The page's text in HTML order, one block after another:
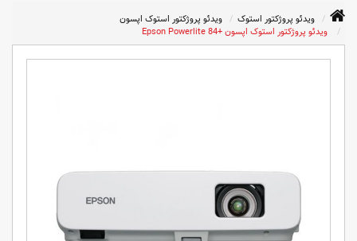
ویدئو پروژکتور استوک
ویدئو پروژکتور استوک اپسون
ویدئو پروژکتور استوک اپسون +Epson Powerlite 84